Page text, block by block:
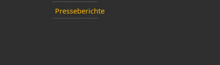
Presseberichte